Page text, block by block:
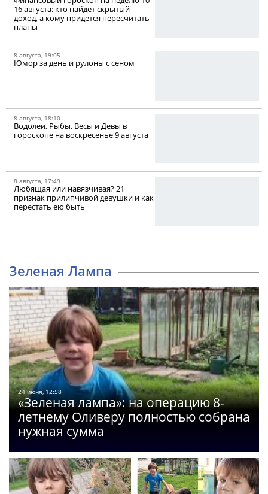
16 августа: кто найдёт скрытый
доход, а кому придётся пересчитать
планы
8 августа, 19:05
Юмор за день и рулоны с сеном
8 августа, 18:10
Водолеи, Рыбы, Весы и Девы в
гороскопе на воскресенье 9 августа
8 августа, 17:49
Любящая или навязчивая? 21
признак прилипчивой девушки и как
перестать ею быть
Зеленая Лампа
24 июня, 12:58
«Зеленая лампа»: на операцию 8-
летнему Оливеру полностью собрана
нужная сумма